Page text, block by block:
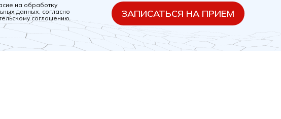
на обработку
данных, согласно
соглашению
ЗАПИСАТЬСЯ НА ПРИЕМ